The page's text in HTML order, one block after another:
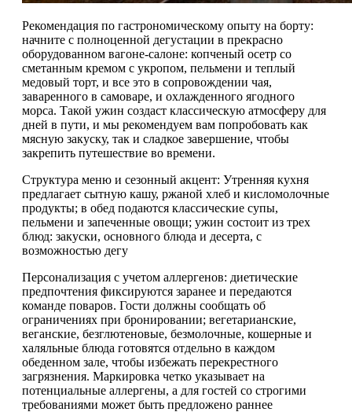
Рекомендация по гастрономическому опыту на борту:
начните с полноценной дегустации в прекрасно
оборудованном вагоне-салоне: копченый осетр со
сметанным кремом с укропом, пельмени и теплый
медовый торт, и все это в сопровождении чая,
заваренного в самоваре, и охлажденного ягодного
морса. Такой ужин создаст классическую атмосферу для
дней в пути, и мы рекомендуем вам попробовать как
мясную закуску, так и сладкое завершение, чтобы
закрепить путешествие во времени.
Структура меню и сезонный акцент: Утренняя кухня
предлагает сытную кашу, ржаной хлеб и кисломолочные
продукты; в обед подаются классические супы,
пельмени и запеченные овощи; ужин состоит из трех
блюд: закуски, основного блюда и десерта, с
возможностью дегу
Персонализация с учетом аллергенов: диетические
предпочтения фиксируются заранее и передаются
команде поваров. Гости должны сообщать об
ограничениях при бронировании; вегетарианские,
веганские, безглютеновые, безмолочные, кошерные и
халяльные блюда готовятся отдельно в каждом
обеденном зале, чтобы избежать перекрестного
загрязнения. Маркировка четко указывает на
потенциальные аллергены, а для гостей со строгими
требованиями может быть предложено раннее